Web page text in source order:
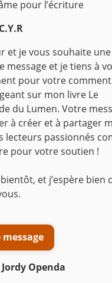
pour l’écriture
et je vous souhaite
message et je tiens à
pour votre
sur mon livre Le
du Lumen. Votre
à créer et à partager
lecteurs passionnés
pour votre soutien !
et j’espère bien
message
Jordy Openda